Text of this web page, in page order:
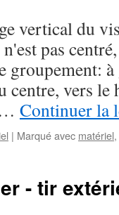
vertical du
pas
groupement:
centre, vers le
Continuer la
| Marqué avec matériel,
- tir